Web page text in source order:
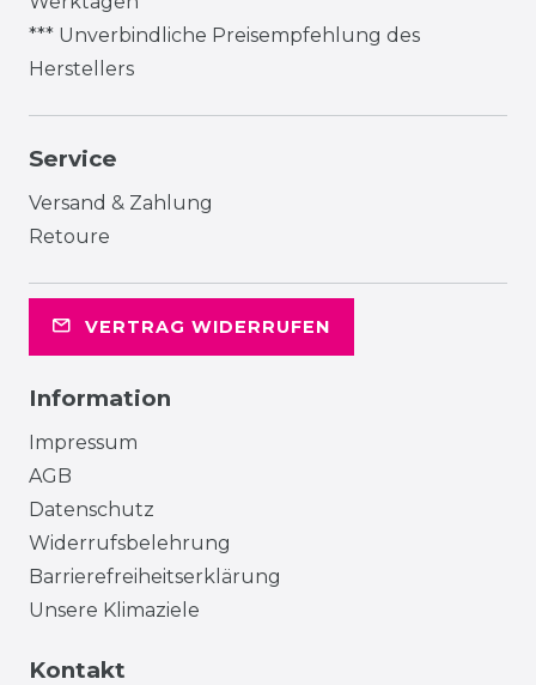
*** Unverbindliche Preisempfehlung des
Herstellers
Service
Versand & Zahlung
Retoure
VERTRAG WIDERRUFEN
Information
Impressum
AGB
Datenschutz
Widerrufsbelehrung
Barrierefreiheitserklärung
Unsere Klimaziele
Kontakt